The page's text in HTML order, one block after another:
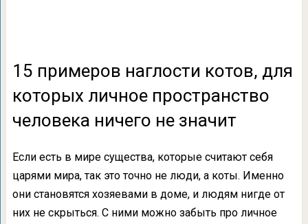
15 примеров наглости котов, для
которых личное пространство
человека ничего не значит
Если есть в мире существа, которые считают себя
царями мира, так это точно не люди, а коты. Именно
они становятся хозяевами в доме, и людям нигде от
них не скрыться. С ними можно забыть про личное